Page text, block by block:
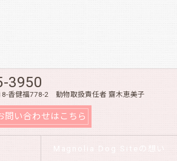
3950
香健福778-2 動物取扱責任者 齋木恵美子
問い合わせはこちら
Magnolia Dog Siteの想い